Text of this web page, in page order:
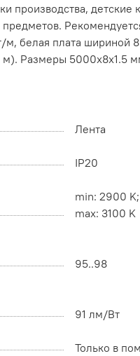
производства,
предметов.
белая плата шириной
Размеры 5000х8х1.5
Лента
IP20
min: 2900
max: 3100 K
95..98
91 лм/Вт
Только в